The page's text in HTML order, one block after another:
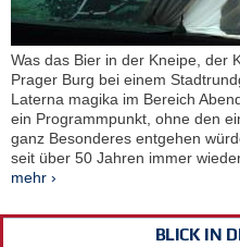
Was das Bier in der Kneipe, der
Prager Burg bei einem
Laterna magika im Bereich
ein Programmpunkt, ohne den
ganz Besonderes entgehen
seit über 50 Jahren immer
mehr ›
BLICK IN